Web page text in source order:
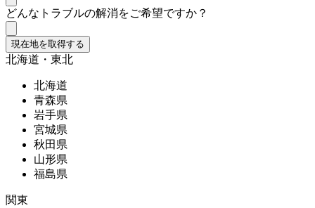
どんなトラブルの解消をご希望ですか？
現在地を取得する
北海道・東北
北海道
青森県
岩手県
宮城県
秋田県
山形県
福島県
関東